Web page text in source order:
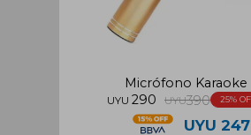
Micrófono Karaoke
UYU 290 UYU390 25
UYU 247